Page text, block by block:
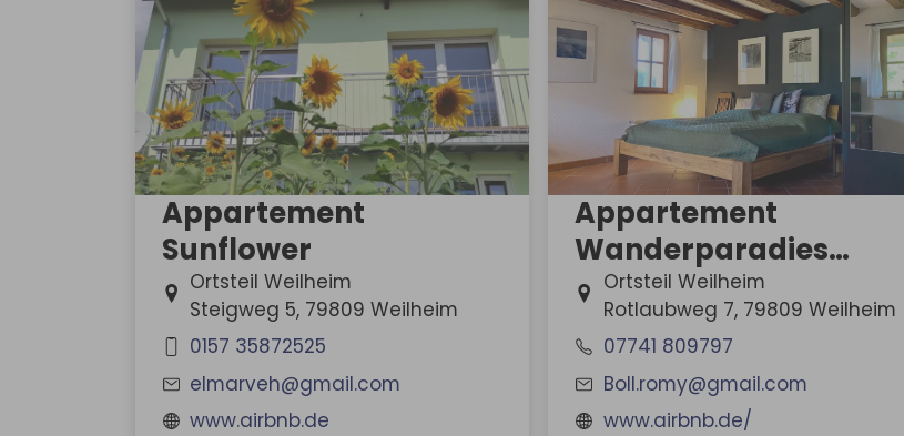
Appartement
Sunflower
Ortsteil Weilheim
Steigweg 5, 79809 Weilheim
0157 35872525
elmarveh@gmail.com
www.airbnb.de
Appartement
Wanderparadies
Nägeleberg
Ortsteil Weilheim
Rotlaubweg 7, 79809 Weilheim
07741 809797
Boll.romy@gmail.com
www.airbnb.de/